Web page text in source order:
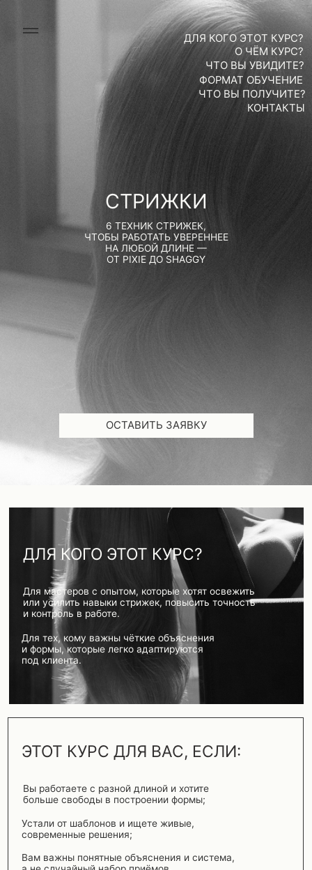
СТРИЖКИ
ЧТО ВЫ УВИДИТЕ?
6 ТЕХНИК СТРИЖЕК,
ЧТОБЫ РАБОТАТЬ УВЕРЕННЕЕ
ОТ PIXIE ДО SHAGGY
КОНТАКТЫ
ФОРМАТ ОБУЧЕНИЕ
О ЧЁМ КУРС?
ЧТО ВЫ ПОЛУЧИТЕ?
ДЛЯ КОГО ЭТОТ КУРС?
ДЛЯ КОГО ЭТОТ КУРС?
Для мастеров с опытом, которые хотят освежить
или усилить навыки стрижек, повысить точность
Для тех, кому важны чёткие объяснения
и формы, которые легко адаптируются
под клиента.
ЭТОТ КУРС ДЛЯ ВАС, ЕСЛИ:
Вы работаете с разной длиной и хотите
больше свободы в построении формы;
Устали от шаблонов и ищете живые,
Вам важны понятные объяснения и система,
а не случайный набор приёмов.
О ЧЁМ КУРС?